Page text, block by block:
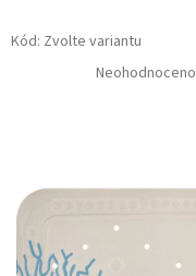
Kód: Zvolte variantu
Průměrné
hodnocení
Neohodnoceno